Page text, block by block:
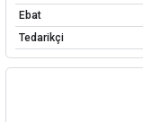
Ebat
Tedarikçi